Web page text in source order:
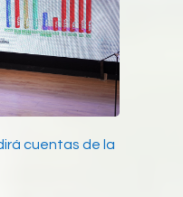
cuentas de la